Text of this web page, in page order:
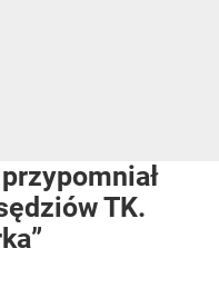
TK.